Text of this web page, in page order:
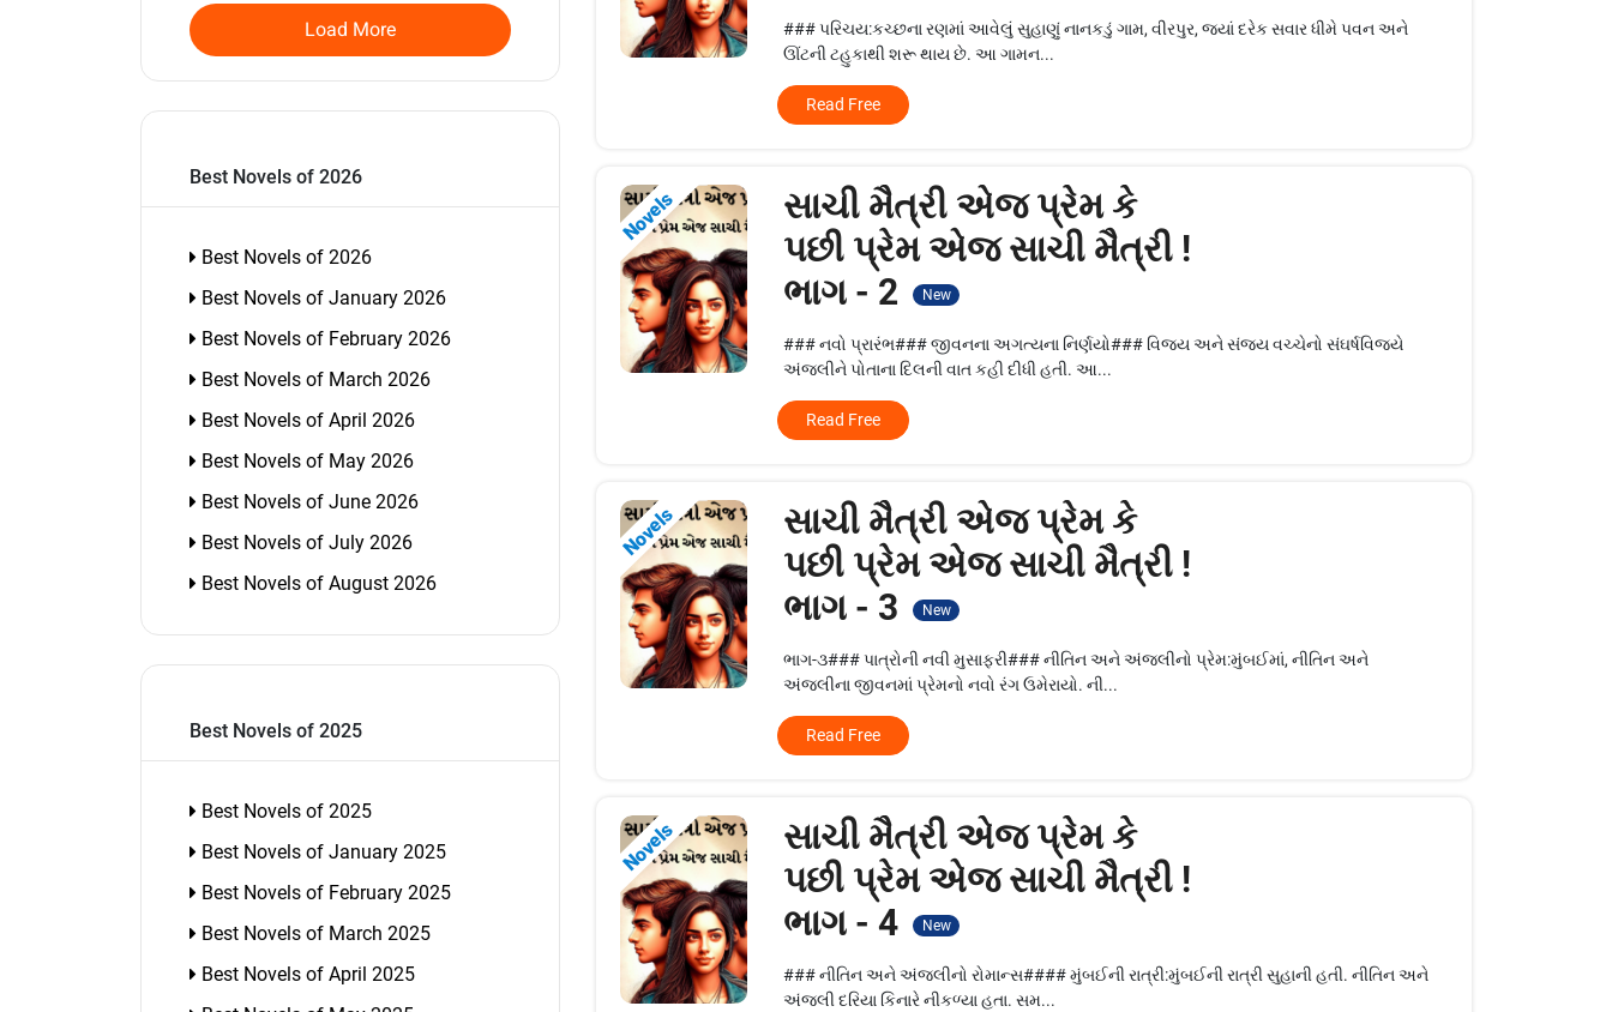
Load More
Best Novels of 2026
Best Novels of 2026
Best Novels of January 2026
Best Novels of February 2026
Best Novels of March 2026
Best Novels of April 2026
Best Novels of May 2026
Best Novels of June 2026
Best Novels of July 2026
Best Novels of August 2026
Best Novels of 2025
Best Novels of 2025
Best Novels of January 2025
Best Novels of February 2025
Best Novels of March 2025
Best Novels of April 2025
### પરિચય:કચ્છના રણમાં આવેલું સુહાણું નાનકડું ગામ, વીરપુર, જ્યાં દરેક સવાર ધીમે પવન અને
ઊંટની ટહુકાથી શરૂ થાય છે. આ ગામન...
Read Free
Novels
સાચી મૈત્રી એજ પ્રેમ કે
પછી પ્રેમ એજ સાચી મૈત્રી !
ભાગ - 2
New
### નવો પ્રારંભ### જીવનના અગત્યના નિર્ણયો### વિજય અને સંજય વચ્ચેનો સંઘર્ષવિજયે
અંજલીને પોતાના દિલની વાત કહી દીધી હતી. આ...
Read Free
Novels
સાચી મૈત્રી એજ પ્રેમ કે
પછી પ્રેમ એજ સાચી મૈત્રી !
ભાગ - 3
New
ભાગ-૩### પાત્રોની નવી મુસાફરી### નીતિન અને અંજલીનો પ્રેમ:મુંબઈમાં, નીતિન અને
અંજલીના જીવનમાં પ્રેમનો નવો રંગ ઉમેરાયો. ની...
Read Free
Novels
સાચી મૈત્રી એજ પ્રેમ કે
પછી પ્રેમ એજ સાચી મૈત્રી !
ભાગ - 4
New
### નીતિન અને અંજલીનો રોમાન્સ#### મુંબઈની રાત્રી:મુંબઈની રાત્રી સુહાની હતી. નીતિન અને
અંજલી દરિયા કિનારે નીકળ્યા હતા. સમ...